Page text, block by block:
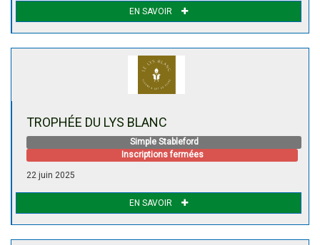
EN SAVOIR
TROPHÉE DU LYS BLANC
Simple Stableford
Inscriptions fermées
22 juin 2025
EN SAVOIR